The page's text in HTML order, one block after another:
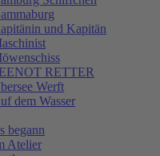
und Kapitän
RETTER
Werft
dem Wasser
begann
Atelier